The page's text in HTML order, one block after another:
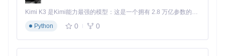
4.1 Oh My Zsh
Oh My Zsh 是一个流行的 Zsh 配置框架，提供了丰富的插件
Kimi K3 是Kimi能力最强的模型：这是一个拥有 2.8 万亿参数的混合专家（MoE）模型，具备原生视觉理解能力，并支持 100 万 token 的上下文窗口。
Python
0 0